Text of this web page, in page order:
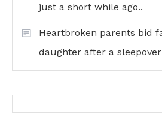
just a short while ago..
Heartbroken parents bid
daughter after a